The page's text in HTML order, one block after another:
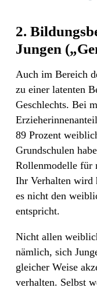
2.
Jungen
Auch im Bereich
zu einer latenten
Geschlechts. Bei
89 Prozent
Grundschulen
Rollenmodelle für
Ihr Verhalten wird
es nicht den
entspricht.
Nicht allen
nämlich, sich
gleicher Weise
verhalten. Selbst